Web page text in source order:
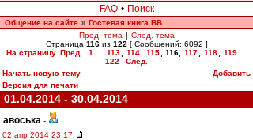
FAQ • Поиск
Общение на сайте » Гостевая книга ВВ
Пред. тема | След. тема
Страница 116из 122 [ Сообщений: 6092 ]
На страницу Пред. 1 113 114 115 116 117 118 119
122
След.
Начать новую тему
Добавить
Версия для печати
01.04.2014 - 30.04.2014
авоська -
02 апр 2014 23:17